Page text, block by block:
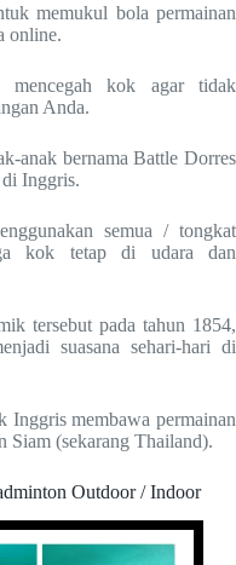
memukul bola permainan
online.
mencegah kok agar tidak
Anda.
anak bernama Battle Dorres
Inggris.
semua / tongkat
kok tetap di udara dan
tersebut pada tahun 1854,
suasana sehari-hari di
Inggris membawa permainan
Siam (sekarang Thailand).
Outdoor / Indoor